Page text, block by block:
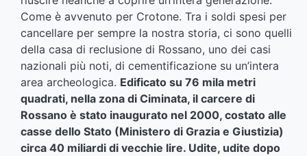
Come è avvenuto per Crotone. Tra i soldi spesi per
cancellare per sempre la nostra storia, ci sono quelli
della casa di reclusione di Rossano, uno dei casi
nazionali più noti, di cementificazione su un’intera
area archeologica. Edificato su 76 mila metri
quadrati, nella zona di Ciminata, il carcere di
Rossano è stato inaugurato nel 2000, costato alle
casse dello Stato (Ministero di Grazia e Giustizia)
circa 40 miliardi di vecchie lire. Udite, udite dopo